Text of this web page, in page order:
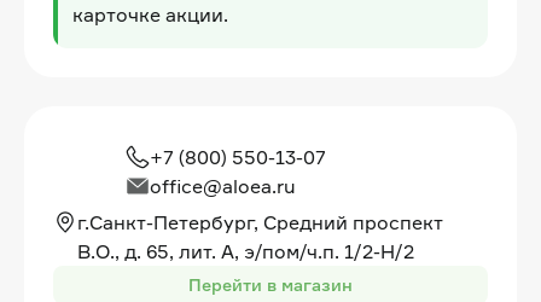
карточке акции.
+7 (800) 550-13-07
office@aloea.ru
г.Санкт-Петербург, Средний проспект
В.О., д. 65, лит. А, э/пом/ч.п. 1/2-Н/2
Перейти в магазин